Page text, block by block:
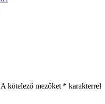
A kötelező mezőket * karakterrel